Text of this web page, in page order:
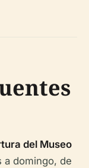
del Museo
a domingo, de